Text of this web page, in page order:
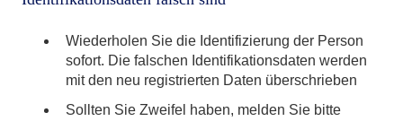
Wiederholen Sie die Identifizierung der Person
sofort. Die falschen Identifikationsdaten werden
mit den neu registrierten Daten überschrieben
Sollten Sie Zweifel haben, melden Sie bitte